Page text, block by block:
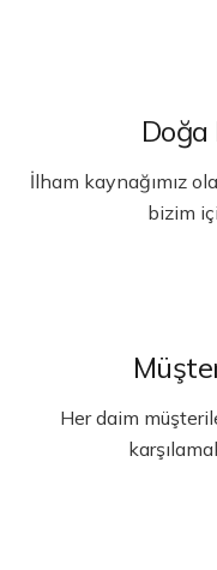
İlham kaynağımız
bizim
Her daim